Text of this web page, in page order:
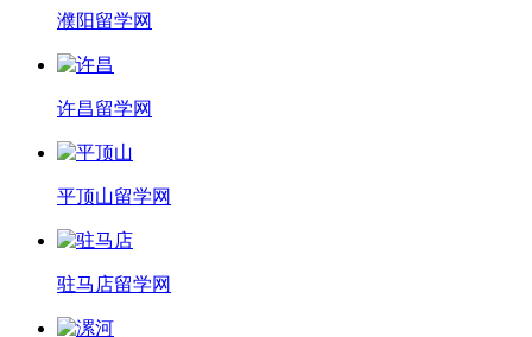
濮阳留学网
许昌留学网
平顶山留学网
驻马店留学网